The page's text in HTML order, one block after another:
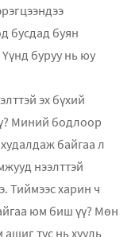
бусдад буян
буруу нь юу
эх бүхий
Миний бодлоор
худалдаж байгаа л
нээлттэй
Тиймээс харин ч
юм биш үү? Мөн
тус нь хууль